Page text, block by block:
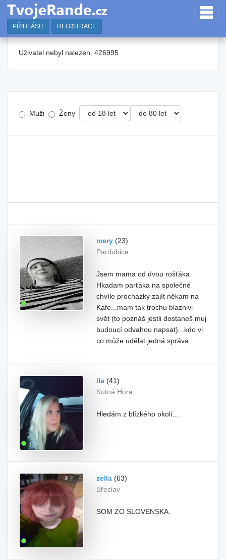
PŘIHLÁSIT REGISTRACE
Uživatel nebyl nalezen. 426995
Muži Ženy
mery (23)
Pardubice
Jsem mama od dvou rošťáka
Hkadam parťáka na společné
chvíle procházky zajít někam na
Kafe...mam tak trochu blaznivi
svět (to poznáš jestli dostaneš muj
budoucí odvahou napsat)...kdo vi
co může udělat jedná správa
ila (41)
Kutná Hora
Hledám z blízkého okolí...
zella (63)
Břeclav
SOM ZO SLOVENSKA.